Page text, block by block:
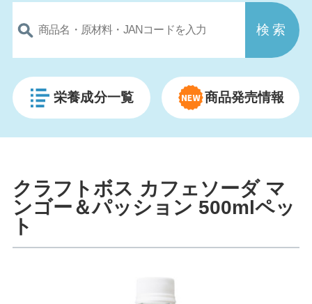
栄養成分一覧 商品発売情報
クラフトボス カフェソーダ マ
ンゴー＆パッション 500mlペッ
ト